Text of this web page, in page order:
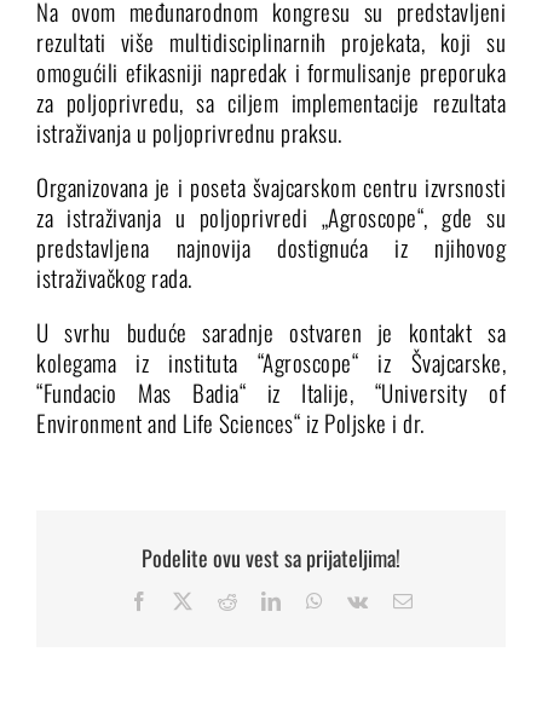
Na ovom međunarodnom kongresu su predstavljeni
rezultati više multidisciplinarnih projekata, koji su
omogućili efikasniji napredak i formulisanje preporuka
za poljoprivredu, sa ciljem implementacije rezultata
istraživanja u poljoprivrednu praksu.
Organizovana je i poseta švajcarskom centru izvrsnosti
za istraživanja u poljoprivredi „Agroscope“, gde su
predstavljena najnovija dostignuća iz njihovog
istraživačkog rada.
U svrhu buduće saradnje ostvaren je kontakt sa
kolegama iz instituta “Agroscope“ iz Švajcarske,
“Fundacio Mas Badia“ iz Italije, “University of
Environment and Life Sciences“ iz Poljske i dr.
Podelite ovu vest sa prijateljima!
Facebook RedditLinkedInWhatsApp
Vk Email